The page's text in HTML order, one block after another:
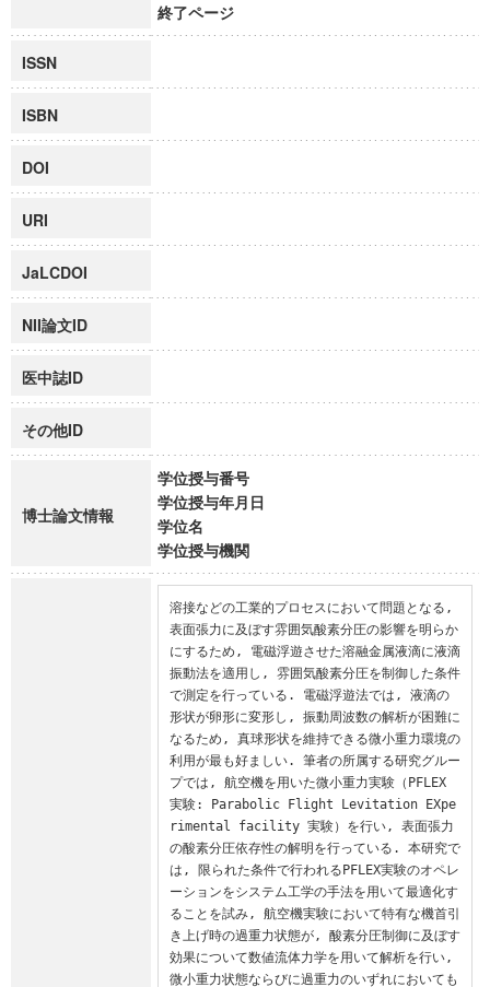
終了ページ
ISSN
ISBN
DOI
URI
JaLCDOI
NII論文ID
医中誌ID
その他ID
博士論文情報
学位授与番号
学位授与年月日
学位名
学位授与機関
溶接などの工業的プロセスにおいて問題となる,
表面張力に及ぼす雰囲気酸素分圧の影響を明らか
にするため, 電磁浮遊させた溶融金属液滴に液滴
振動法を適用し, 雰囲気酸素分圧を制御した条件
で測定を行っている. 電磁浮遊法では, 液滴の
形状が卵形に変形し, 振動周波数の解析が困難に
なるため, 真球形状を維持できる微小重力環境の
利用が最も好ましい. 筆者の所属する研究グルー
プでは, 航空機を用いた微小重力実験（PFLEX
実験: Parabolic Flight Levitation EXpe
rimental facility 実験）を行い, 表面張力
の酸素分圧依存性の解明を行っている. 本研究で
は, 限られた条件で行われるPFLEX実験のオペレ
ーションをシステム工学の手法を用いて最適化す
ることを試み, 航空機実験において特有な機首引
き上げ時の過重力状態が, 酸素分圧制御に及ぼす
効果について数値流体力学を用いて解析を行い,
微小重力状態ならびに過重力のいずれにおいても